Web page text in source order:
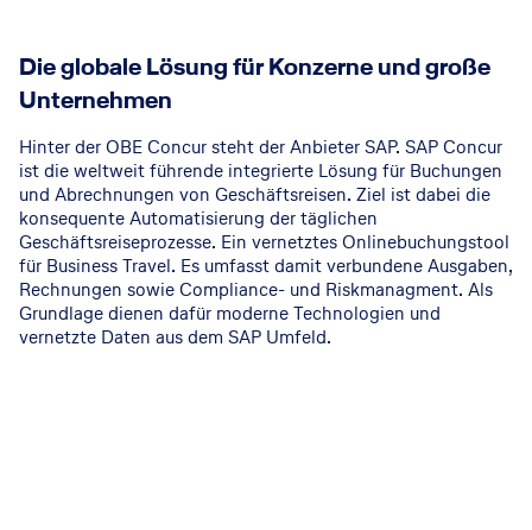
Die globale Lösung für Konzerne und große
Unternehmen
Hinter der OBE Concur steht der Anbieter SAP. SAP Concur
ist die weltweit führende integrierte Lösung für Buchungen
und Abrechnungen von Geschäftsreisen. Ziel ist dabei die
konsequente Automatisierung der täglichen
Geschäftsreiseprozesse. Ein vernetztes Onlinebuchungstool
für Business Travel. Es umfasst damit verbundene Ausgaben,
Rechnungen sowie Compliance- und Riskmanagment. Als
Grundlage dienen dafür moderne Technologien und
vernetzte Daten aus dem SAP Umfeld.